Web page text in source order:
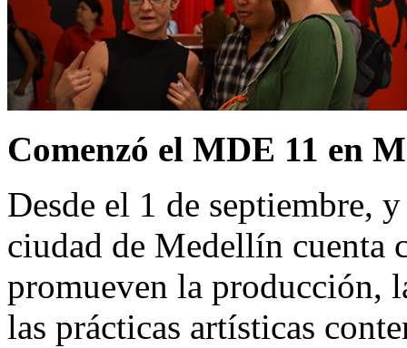
Comenzó el MDE 11 en
Desde el 1 de septiembre,
ciudad de Medellín cuenta
promueven la producción,
las prácticas artísticas